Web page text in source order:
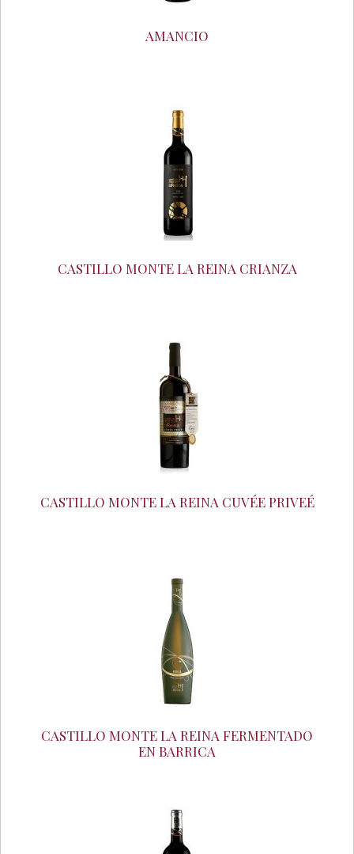
AMANCIO
CASTILLO MONTE LA REINA CRIANZA
CASTILLO MONTE LA REINA CUVÉE PRIVEÉ
CASTILLO MONTE LA REINA FERMENTADO
EN BARRICA